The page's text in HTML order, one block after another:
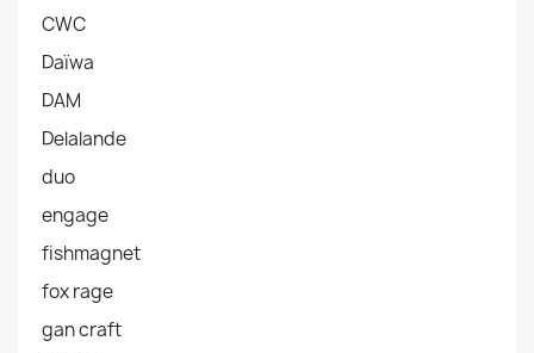
CWC
Daïwa
DAM
Delalande
duo
engage
fishmagnet
fox rage
gan craft